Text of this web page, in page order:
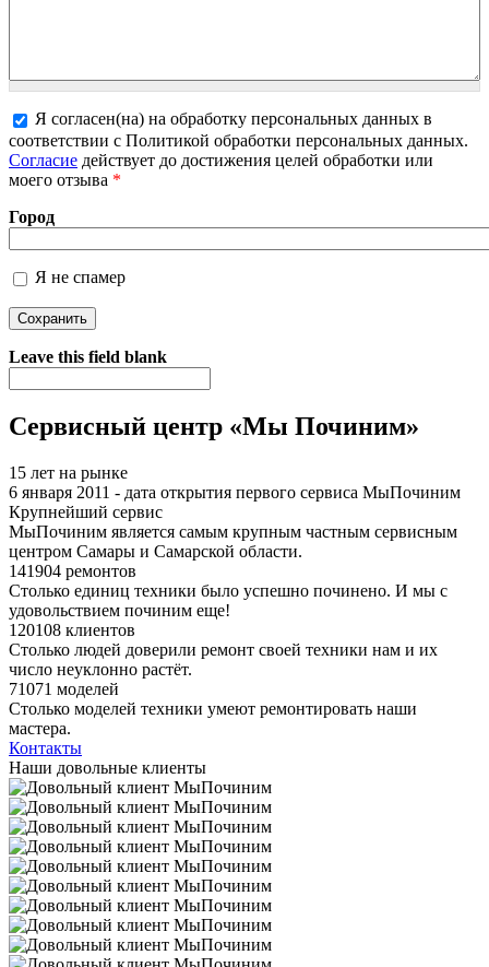
Более подробная информация о текстовых форматах
Я согласен(на) на обработку персональных данных в
соответствии с Политикой обработки персональных данных.
Согласие действует до достижения целей обработки или
моего отзыва *
Город
Я не спамер
Я спамер
Leave this field blank
Сервисный центр «Мы Починим»
15 лет на рынке
6 января 2011 - дата открытия первого сервиса МыПочиним
Крупнейший сервис
МыПочиним является самым крупным частным сервисным
центром Самары и Самарской области.
141904 ремонтов
Столько единиц техники было успешно починено. И мы с
удовольствием починим еще!
120108 клиентов
Столько людей доверили ремонт своей техники нам и их
число неуклонно растёт.
71071 моделей
Столько моделей техники умеют ремонтировать наши
мастера.
Контакты
Наши довольные клиенты